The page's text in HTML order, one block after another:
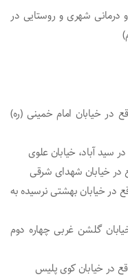
درمانی شهری و روستایی در
خیابان امام خمینی (ره)
در خیابان بهشتی نرسیده به
گلشن غربی چهاره دوم